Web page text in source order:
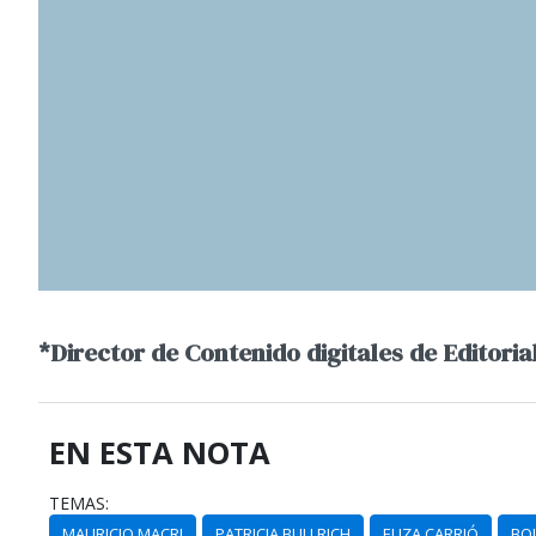
*Director de Contenido digitales de
EN ESTA NOTA
TEMAS: